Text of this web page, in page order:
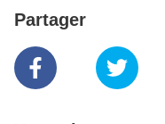
Partager